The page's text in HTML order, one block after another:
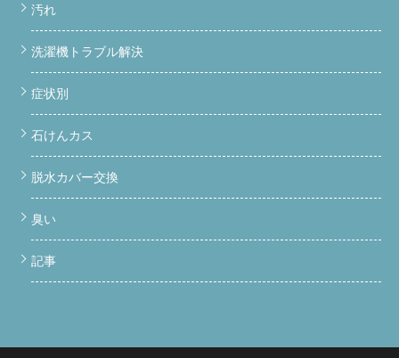
汚れ
洗濯機トラブル解決
症状別
石けんカス
脱水カバー交換
臭い
記事